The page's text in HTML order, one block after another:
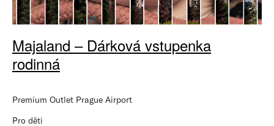
Majaland – Dárková vstupenka
rodinná
Premium Outlet Prague Airport
Pro děti